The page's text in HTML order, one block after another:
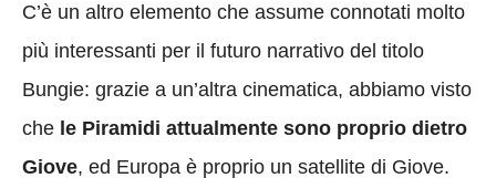
C’è un altro elemento che assume connotati molto
più interessanti per il futuro narrativo del titolo
Bungie: grazie a un’altra cinematica, abbiamo visto
che le Piramidi attualmente sono proprio dietro
Giove, ed Europa è proprio un satellite di Giove.